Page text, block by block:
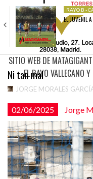
SITIO WEB DE
EL RAYO VALLECANO
FIRMAS
CONTACTO
RAYO B -
EL JUVENIL
Ni tan mal
JORGE MORALES
02/06/2025 Jorge